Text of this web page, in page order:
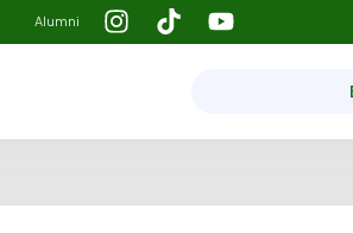
Alumni